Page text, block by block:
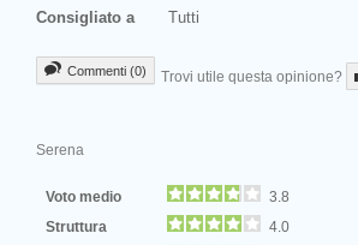
Consigliato a
Tutti
Commenti (0) Trovi utile questa opinione?
Serena
Voto medio
3.8
Struttura
4.0